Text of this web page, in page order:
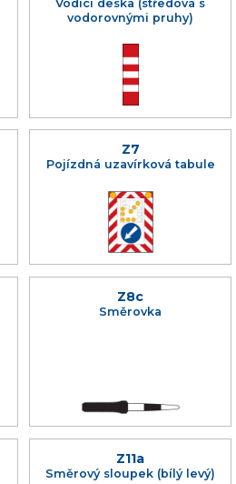
Vodicí deska (středová s
vodorovnými pruhy)
Z7
Pojízdná uzavírková tabule
Z8c
Směrovka
Z11a
Směrový sloupek (bílý levý)